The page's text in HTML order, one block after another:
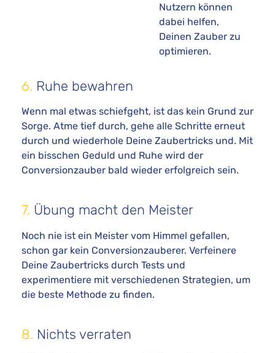
Nutzern können
dabei helfen,
Deinen Zauber zu
optimieren.
6. Ruhe bewahren
Wenn mal etwas schiefgeht, ist das kein Grund zur
Sorge. Atme tief durch, gehe alle Schritte erneut
durch und wiederhole Deine Zaubertricks und. Mit
ein bisschen Geduld und Ruhe wird der
Conversionzauber bald wieder erfolgreich sein.
7. Übung macht den Meister
Noch nie ist ein Meister vom Himmel gefallen,
schon gar kein Conversionzauberer. Verfeinere
Deine Zaubertricks durch Tests und
experimentiere mit verschiedenen Strategien, um
die beste Methode zu finden.
8. Nichts verraten